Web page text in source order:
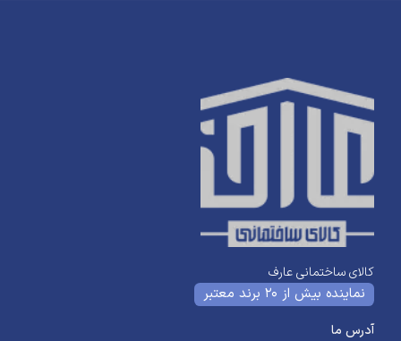
کالای ساختمانی عارف
نماینده بیش از 20 برند معتبر
آدرس ما